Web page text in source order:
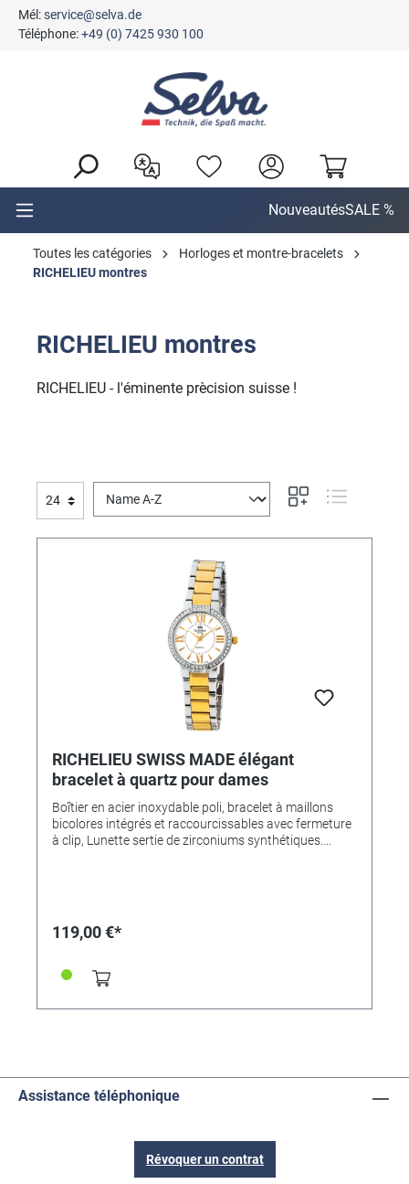
principal
Mél:service@selva.de
Téléphone:+49 (0) 7425 930 100
NouveautésSALE %
Toutes les catégories
Horloges et montre-bracelets
RICHELIEU montres
RICHELIEU montres
RICHELIEU - l'éminente prècision suisse !
RICHELIEU SWISS MADE élégant
bracelet à quartz pour dames
Boîtier en acier inoxydable poli, bracelet à maillons
bicolores intégrés et raccourcissables avec fermeture
à clip, Lunette sertie de zirconiums synthétiques.
119,00 €*
Assistance téléphonique
Révoquer un contrat